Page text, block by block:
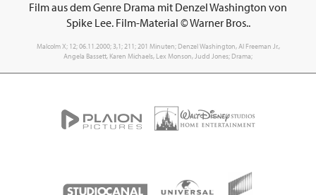
Film aus dem Genre Drama mit Denzel Washington von
Spike Lee. Film-Material © Warner Bros..
Malcolm X; 12; 06.11.2000; 3,1; 211; 201 Minuten; Denzel Washington, Al Freeman Jr.,
Angela Bassett, Karen Michaels, Lex Monson, Judd Jones; Drama;